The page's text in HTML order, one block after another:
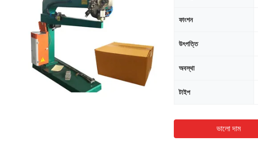
ফাংশন
উৎপত্তি
অবস্থা
টাইপ
ভালো দাম